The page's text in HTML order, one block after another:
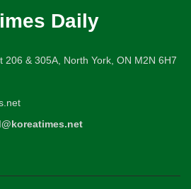
Daily
206 & 305A, North York, ON M2N 6H7